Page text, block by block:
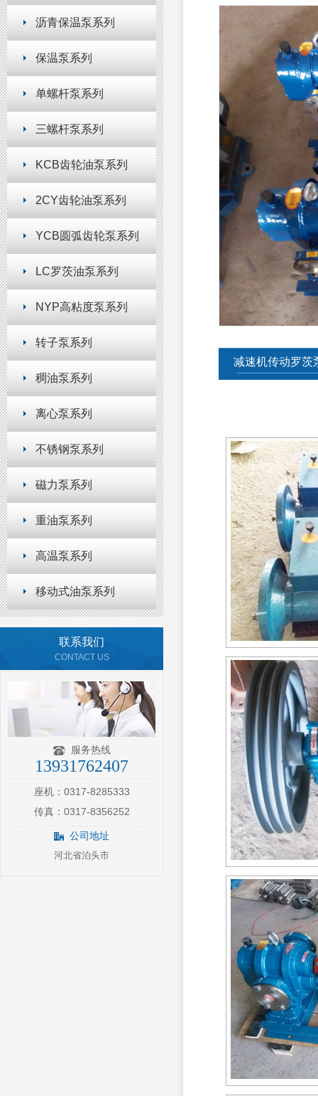
沥青保温泵系列
保温泵系列
单螺杆泵系列
三螺杆泵系列
KCB齿轮油泵系列
2CY齿轮油泵系列
YCB圆弧齿轮泵系列
LC罗茨油泵系列
NYP高粘度泵系列
转子泵系列
稠油泵系列
离心泵系列
不锈钢泵系列
磁力泵系列
重油泵系列
高温泵系列
移动式油泵系列
联系我们
CONTACT US
服务热线
13931762407
座机：0317-8285333
传真：0317-8356252
公司地址
河北省泊头市
减速机传动罗茨